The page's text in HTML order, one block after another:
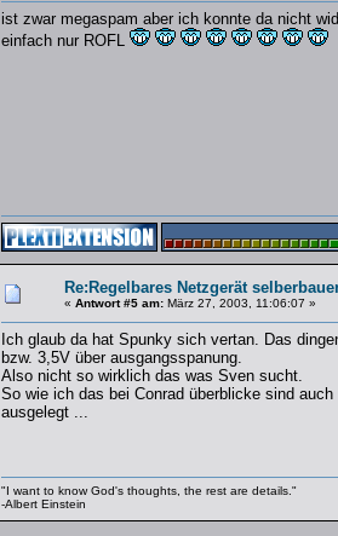
ist zwar megaspam aber ich konnte da nicht
einfach nur ROFL
Re:Regelbares Netzgerät
« Antwort #5 am: März 27, 2003, 11:06:07 »
Ich glaub da hat Spunky sich vertan. Das
bzw. 3,5V über ausgangsspanung.
Also nicht so wirklich das was Sven sucht.
So wie ich das bei Conrad überblicke sind
ausgelegt ...
"I want to know God's thoughts, the rest are details."
-Albert Einstein